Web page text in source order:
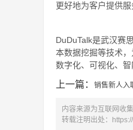
更好地为客户提供服
DuDuTalk是武汉赛
本数据挖掘等技术
数字化、可视化、
上一篇： 销售新人入
内容来源为互联网收
转载注明出处：